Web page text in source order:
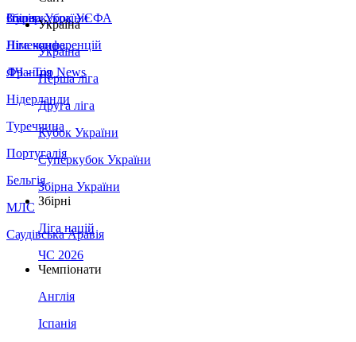
Збірна України
Італія
Німеччина
Франція
Нідерланди
Туреччина
Португалія
Бельгія
МЛС
Саудівська Аравія
Суперкубок УЄФА
Ліга конференцій
ЛЧ - Top News
Україна
Україна
Перша ліга
Друга ліга
Кубок України
Суперкубок України
Збірна України
Збірні
Ліга націй
ЧС 2026
Чемпіонати
Англія
Іспанія